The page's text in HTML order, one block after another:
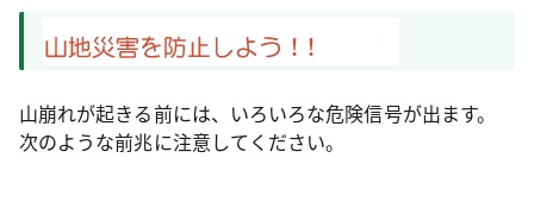
山崩れが起きる前には、いろいろな危険信号が出ます。
次のような前兆に注意してください。